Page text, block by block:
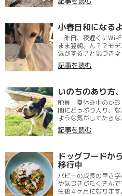
小春日和になる
一昨日、夜遅くにWi-
まま翌朝。ん？？モ
気がする？と気づき
記事を読む
いのちのあり方
絶賛 夏休み中のかお
間にどっぷり入り、
ような気がしてたら
記事を読む
ドッグフードか
移行中
パピーの成長の早さ
や気づきがたくさん
生後４ヶ月になります